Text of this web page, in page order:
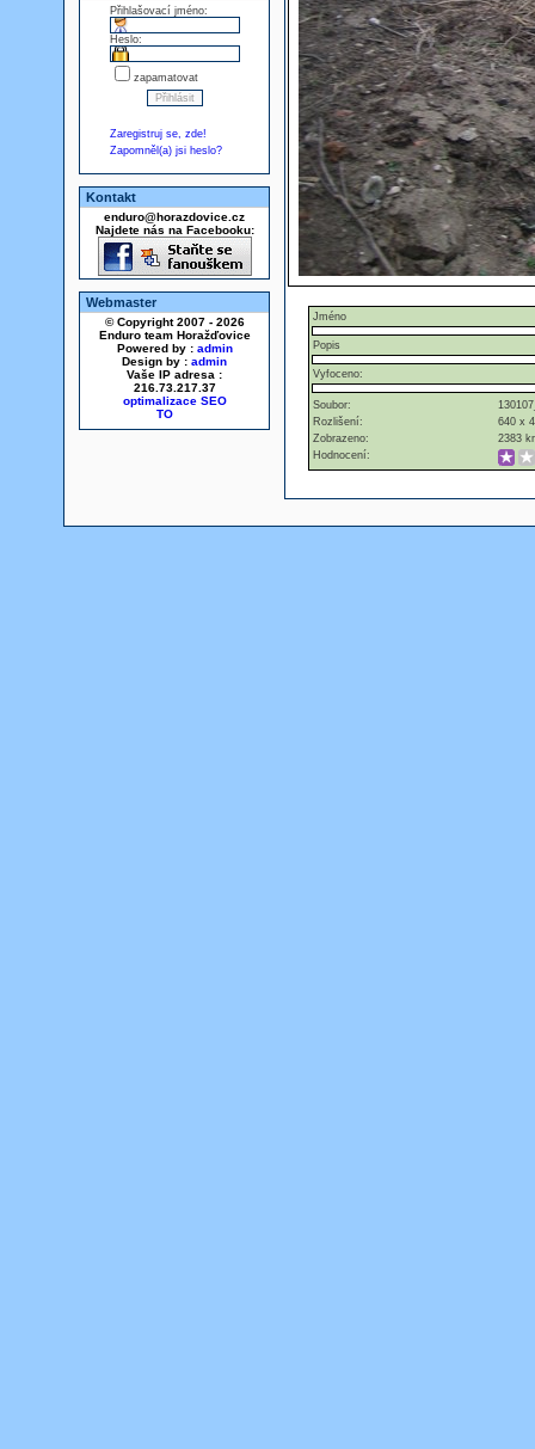
Přihlašovací jméno:
Heslo:
zapamatovat
Zaregistruj se, zde!
Zapomněl(a) jsi heslo?
Kontakt
enduro@horazdovice.cz
Najdete nás na Facebooku:
Webmaster
© Copyright 2007 - 2026
Enduro team Horažďovice
Powered by : admin
Design by : admin
Vaše IP adresa :
216.73.217.37
optimalizace SEO
Jméno
Popis
Vyfoceno:
Soubor:
Rozlišení:
640 x
Zobrazeno:
2383
Hodnocení: